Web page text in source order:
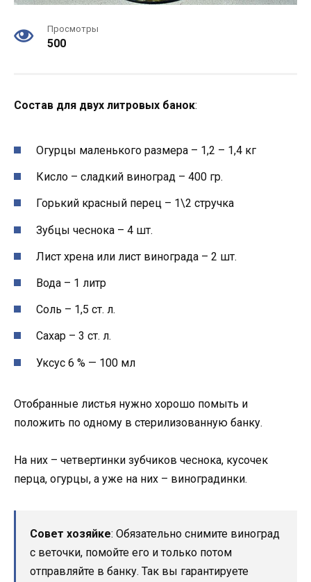
Просмотры
500
Состав для двух литровых банок:
Огурцы маленького размера – 1,2 – 1,4 кг
Кисло – сладкий виноград – 400 гр.
Горький красный перец – 1\2 стручка
Зубцы чеснока – 4 шт.
Лист хрена или лист винограда – 2 шт.
Вода – 1 литр
Соль – 1,5 ст. л.
Сахар – 3 ст. л.
Уксус 6 % — 100 мл
Отобранные листья нужно хорошо помыть и
положить по одному в стерилизованную банку.
На них – четвертинки зубчиков чеснока, кусочек
перца, огурцы, а уже на них – виноградинки.
Совет хозяйке: Обязательно снимите виноград
с веточки, помойте его и только потом
отправляйте в банку. Так вы гарантируете